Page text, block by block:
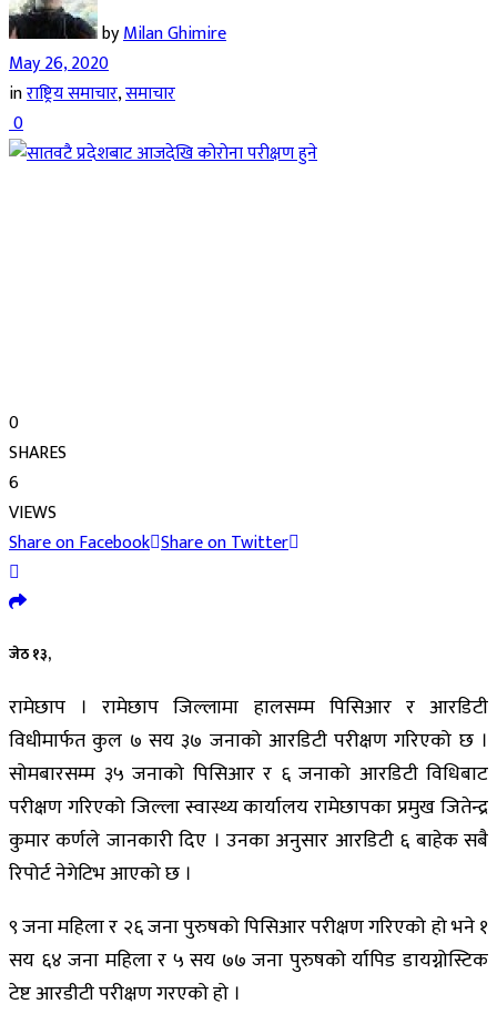
byMilan Ghimire
May 26, 2020
inराष्ट्रिय समाचार,समाचार
0
0
SHARES
6
VIEWS
Share on Facebook Share on Twitter
जेठ १३,
रामेछाप । रामेछाप जिल्लामा हालसम्म पिसिआर र आरडिटी
विधीमार्फत कुल ७ सय ३७ जनाको आरडिटी परीक्षण गरिएको छ ।
सोमबारसम्म ३५ जनाको पिसिआर र ६ जनाको आरडिटी विधिबाट
परीक्षण गरिएको जिल्ला स्वास्थ्य कार्यालय रामेछापका प्रमुख जितेन्द्र
कुमार कर्णले जानकारी दिए । उनका अनुसार आरडिटी ६ बाहेक सबै
रिपोर्ट नेगेटिभ आएको छ ।
९ जना महिला र २६ जना पुरुषको पिसिआर परीक्षण गरिएको हो भने १
सय ६४ जना महिला र ५ सय ७७ जना पुरुषको र्यापिड डायग्नोस्टिक
टेष्ट आरडीटी परीक्षण गरएको हो ।